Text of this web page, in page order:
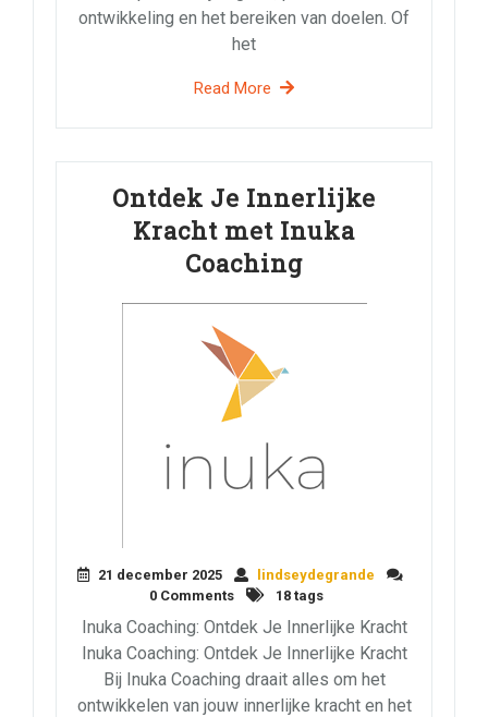
ontwikkeling en het bereiken van doelen. Of
het
Read More
Ontdek Je Innerlijke
Kracht met Inuka
Coaching
21 december 2025
lindseydegrande
0 Comments
18 tags
Inuka Coaching: Ontdek Je Innerlijke Kracht
Inuka Coaching: Ontdek Je Innerlijke Kracht
Bij Inuka Coaching draait alles om het
ontwikkelen van jouw innerlijke kracht en het